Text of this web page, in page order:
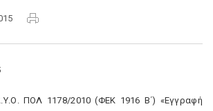
ΠΟΛ 1178/2010 (ΦΕΚ 1916 Β΄) «Εγγραφή